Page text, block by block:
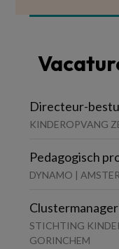
Directeur-
KINDEROPVANG
Pedagogisch
DYNAMO |
STICHTING
GORINCHEM